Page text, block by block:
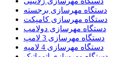
دستگاه مهرسازی برجسته
دستگاه مهرسازی کامپکت
دستگاه مهرسازی دولامپ
دستگاه مهرسازی 3 لامپ
دستگاه مهرسازی 4 لامپه